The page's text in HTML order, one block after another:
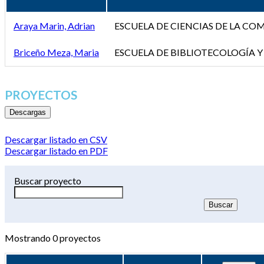
Araya Marin, Adrian ESCUELA DE CIENCIAS DE LA
Briceño Meza, Maria ESCUELA DE BIBLIOTECOLOGÍA
PROYECTOS
Descargas
Descargar listado en CSV
Descargar listado en PDF
Buscar proyecto
Mostrando0proyectos